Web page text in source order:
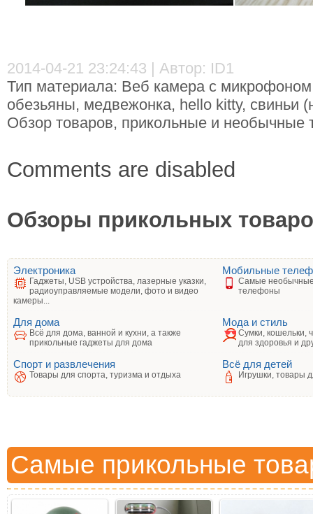
2014-04-21 23:24:43 | Автор: ID1
Тип материала: Веб камера с
обезьяны, медвежонка, hello kitty,
Обзор товаров, прикольные и
Comments are disabled
Обзоры прикольных
Электроника
Гаджеты, USB устройства, лазерные указки,
радиоуправляемые модели, фото и видео
камеры...
Мобильные
Самые
телефоны
Для дома
Всё для дома, ванной и кухни, а также
прикольные гаджеты для дома
Мода и стиль
Сумки, кошельки,
для здоровья и
Спорт и развлечения
Товары для спорта, туризма и отдыха
Всё для детей
Игрушки, товары
Самые прикольные